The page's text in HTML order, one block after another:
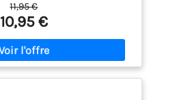
D'URGENCE 5 en 1 - chaque
d'un allume-feu en silex, d'un
dB, d'une boussole fiable,
pieds de paracorde de qualité
- ce bracelet tactique de
aux poignets mesurant 7 '' -
11,95 €
10,95 €